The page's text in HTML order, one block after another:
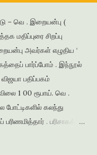
– வெ . இறையன்பு (
மதிப்புரை சிறப்பு
அவர்கள் எழுதிய ‘
பார்ப்போம் . இந்நூல்
பதிப்பகம்
1 00 ரூபாய். வெ .
கலந்து
. பரிசாகக்
‘ பூபாளத்திற்கொரு